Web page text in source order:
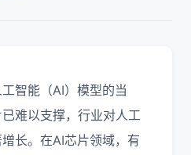
智能（AI）模型的当
难以支撑，行业对人工
长。在AI芯片领域，有